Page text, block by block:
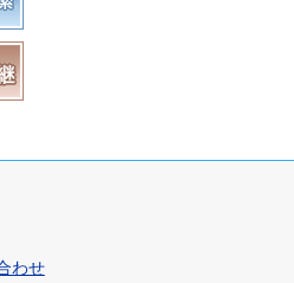
わせ